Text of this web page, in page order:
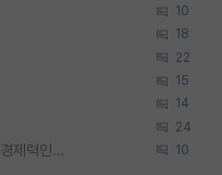
10
18
22
15
14
24
박사진학하기에 2억은 괜찮은 (?) 정도의 경제력인가요 10